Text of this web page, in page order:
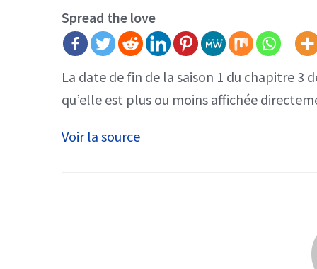
Spread the love
La date de fin de la saison 1 du chapitre
qu’elle est plus ou moins affichée
Voir la source